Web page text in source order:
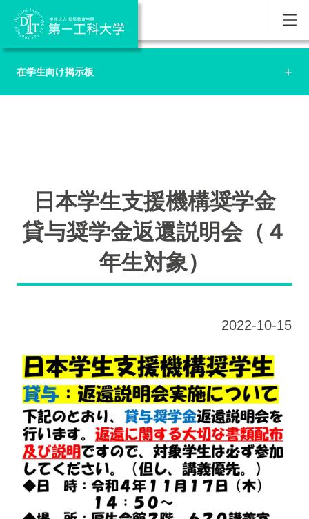
在学生向け掲示板
日本学生支援機構奨学金
貸与奨学金返還説明会（４
年生対象）
2022-10-15